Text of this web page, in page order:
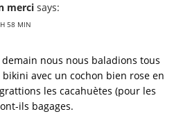
merci says:
58 MIN
demain nous nous baladions tous
avec un cochon bien rose en
les cacahuètes (pour les
ils bagages.